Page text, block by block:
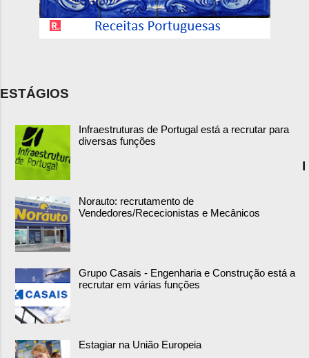
ESTÁGIOS
Infraestruturas de Portugal está a recrutar para
diversas funções
Norauto: recrutamento de
Vendedores/Rececionistas e Mecânicos
Grupo Casais - Engenharia e Construção está a
recrutar em várias funções
Estagiar na União Europeia
I